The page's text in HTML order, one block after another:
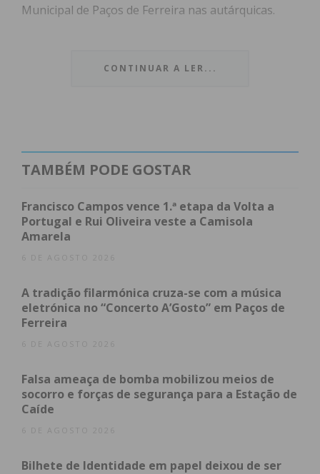
Municipal de Paços de Ferreira nas autárquicas.
autarquia de Penafiel. É também advogada de
Subscreva a newsletter do
Assine nossa newsletter por e-mail e
condições
CONTINUAR A LER...
TAMBÉM PODE GOSTAR
Francisco Campos vence 1.ª etapa da Volta a
Portugal e Rui Oliveira veste a Camisola
Amarela
6 DE AGOSTO 2026
A tradição filarmónica cruza-se com a música
eletrónica no “Concerto A’Gosto” em Paços de
Ferreira
6 DE AGOSTO 2026
Falsa ameaça de bomba mobilizou meios de
socorro e forças de segurança para a Estação de
Caíde
6 DE AGOSTO 2026
Bilhete de Identidade em papel deixou de ser